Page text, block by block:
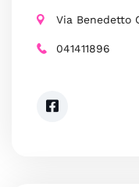
Via Benedetto
041411896